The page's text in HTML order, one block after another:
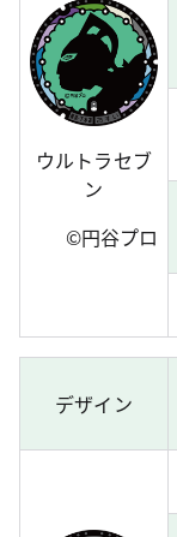
ウルトラセブ
ン
©円谷プロ
デザイン